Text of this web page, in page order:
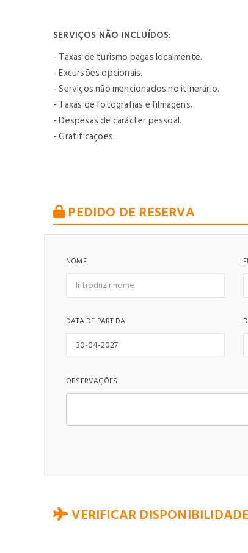
SERVIÇOS NÃO INCLUÍDOS:
- Taxas de turismo pagas localmente.
- Excursões opcionais.
- Serviços não mencionados no itinerário.
- Taxas de fotografias e filmagens.
- Despesas de carácter pessoal.
- Gratificações.
PEDIDO DE RESERVA
NOME
DATA DE PARTIDA
OBSERVAÇÕES
VERIFICAR DISPONIBILIDADE